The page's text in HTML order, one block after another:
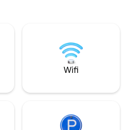
är du
detta mycket
gångavstånd!
Wifi